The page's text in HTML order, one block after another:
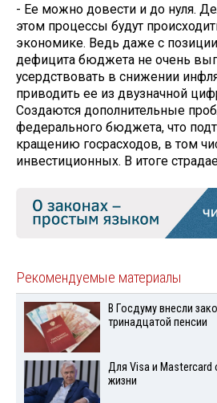
- Ее можно довести и до нуля.
этом процес­сы будут
экономике. Ведь даже с
дефицита бюджета не очень
усердствовать в снижении
приводить ее из двузначной
Создаются дополни­тельные
федерально­го бюджета, что
кращению госрасходов, в том
инвестиционных. В итоге
Рекомендуемые материалы
В Госдуму внесли
тринадцатой пенсии
Для Visа и Mastercard
жизни